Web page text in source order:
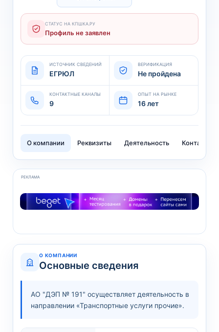
СТАТУС НА КПШКА.РУ
Профиль не заявлен
ИСТОЧНИК СВЕДЕНИЙ
ЕГРЮЛ
ВЕРИФИКАЦИЯ
Не пройдена
КОНТАКТНЫЕ КАНАЛЫ
9
ОПЫТ НА РЫНКЕ
16 лет
О компании Реквизиты Деятельность Контакты
РЕКЛАМА
О КОМПАНИИ
Основные сведения
АО "ДЭП № 191" осуществляет деятельность в
направлении «Транспортные услуги прочие».